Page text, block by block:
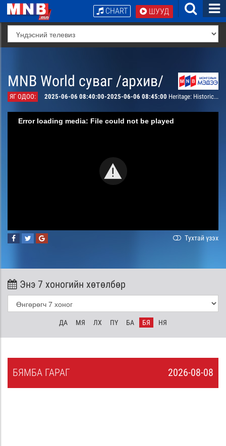
ШУУД
CHART
MNB World суваг /архив/
ЯГ ОДОО: 2025-06-06 08:40:00-2025-06-06 08:45:00 Heritage: Historical Monument
Error loading media: File could not be played
Тухтай үзэх
Энэ 7 хоногийн хөтөлбөр
ДА МЯ ЛХ ПҮ БА БЯ НЯ
2026-08-08
БЯМБА ГАРАГ